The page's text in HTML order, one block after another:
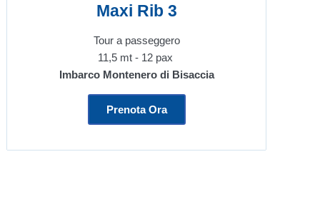
Maxi Rib 3
Tour a passeggero
11,5 mt - 12 pax
Imbarco Montenero di Bisaccia
Prenota Ora